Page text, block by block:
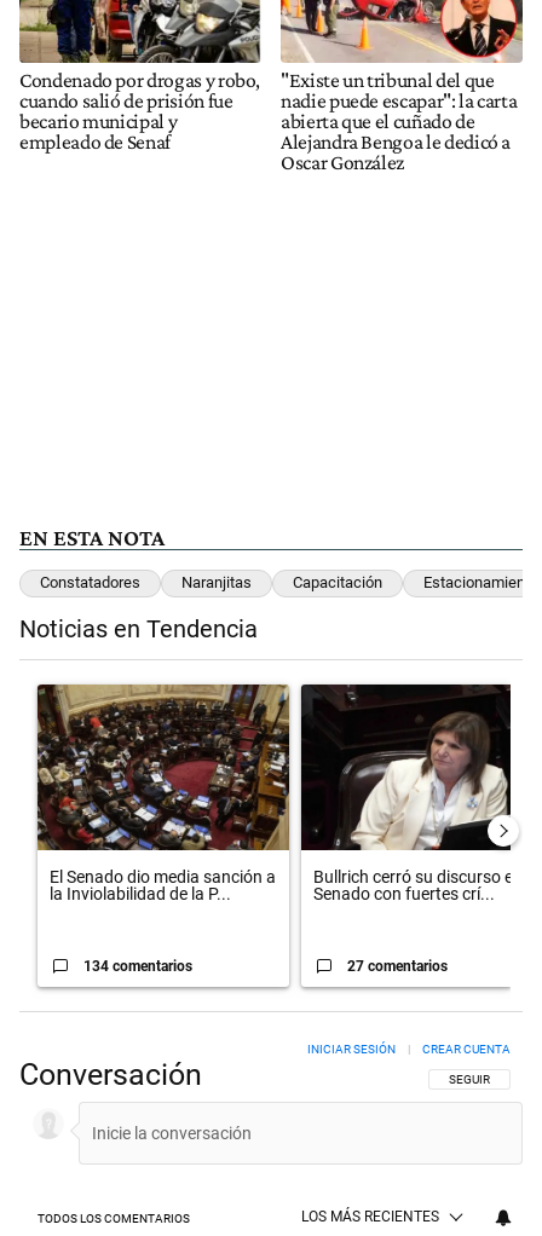
Condenado por drogas y robo,
cuando salió de prisión fue
becario municipal y
empleado de Senaf
"Existe un tribunal del que
nadie puede escapar": la carta
abierta que el cuñado de
Alejandra Bengoa le dedicó a
Oscar González
EN ESTA NOTA
Constatadores Naranjitas Capacitación Estacionamiento
Noticias en Tendencia
Un artículo de tendencia con el título "El Senado dio media
El Senado dio media sanción a
la Inviolabilidad de la P...
134 comentarios
Un artículo de tendencia con el
Bullrich cerró su discurso en el
Senado con fuertes crí...
27 comentarios
Conversación SIGA ESTA
SEGUIR
INICIAR SESIÓN | CREAR CUENTA
TODOS LOS COMENTARIOS LOS MÁS RECIENTES